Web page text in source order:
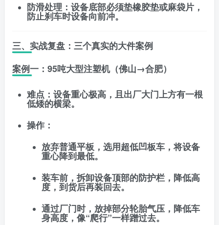
防滑处理 ：设备底部必须垫橡胶垫或麻袋片，
防止刹车时设备向前冲。
三、实战复盘：三个真实的大件案例
案例一：95吨大型注塑机（佛山→合肥）
难点 ：设备重心极高，且出厂大门上方有一根
低矮的横梁。
操作 ：
放弃普通平板，选用超低凹板车 ，将设备
重心降到最低。
装车前，拆卸设备顶部的防护栏，降低高
度，到货后再装回去。
通过厂门时，放掉部分轮胎气压，降低车
身高度，像“爬行”一样蹭过去。